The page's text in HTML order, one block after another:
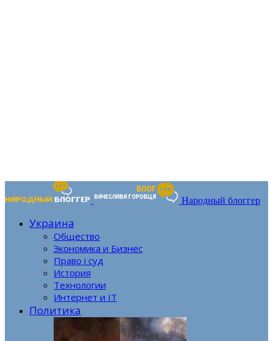
Народный блоггер
Украина
Общество
Экономика и Бизнес
Право і суд
История
Технологии
Интернет и IT
Политика